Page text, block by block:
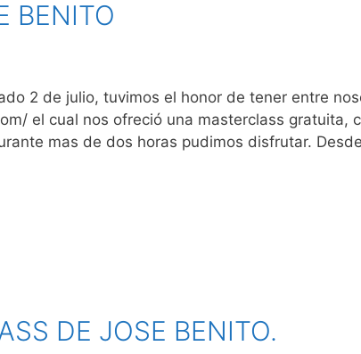
BENITO
2 de julio, tuvimos el honor de tener entre
el cual nos ofreció una masterclass gratuita,
mas de dos horas pudimos disfrutar.
DE JOSE BENITO.